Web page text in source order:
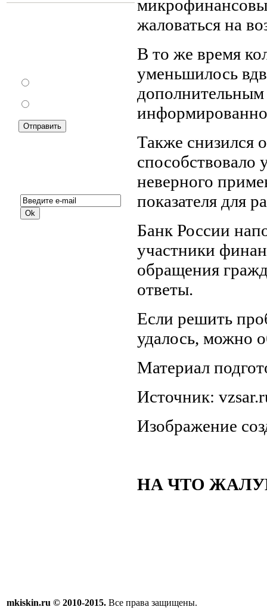
жаловаться на
В то же время
уменьшилось
дополнительным
Также снизился
способствовало
неверного
показателя для
Банк России
участники
обращения
ответы.
Если решить
удалось, можно
Материал
Источник:
Изображение
НА ЧТО
mkiskin.ru © 2010-2015. Все права защищены.